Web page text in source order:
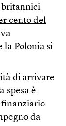
britannici
cento del
la Polonia si
di arrivare
spesa è
finanziario
da